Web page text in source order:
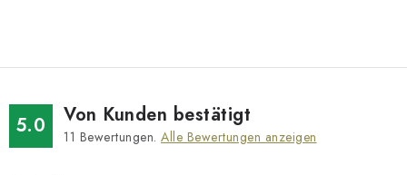
s
t
e
5.0 Von Kunden bestätigt
11 Bewertungen. Alle Bewertungen anzeigen